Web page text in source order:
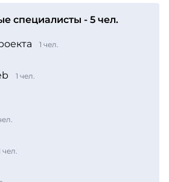
специалисты - 5 чел.
1 чел.
1 чел.
чел.